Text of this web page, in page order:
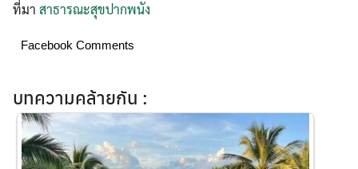
ที่มา สาธารณะสุขปากพนัง
Facebook Comments
บทความคล้ายกัน :